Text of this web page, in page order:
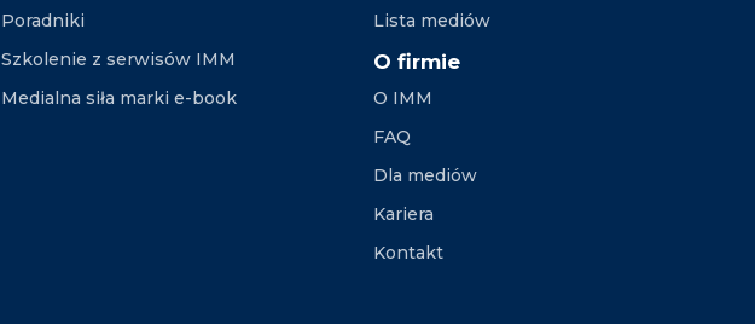
Poradniki
Szkolenie z serwisów IMM
Medialna siła marki e-book
Lista mediów
O firmie
O IMM
FAQ
Dla mediów
Kariera
Kontakt